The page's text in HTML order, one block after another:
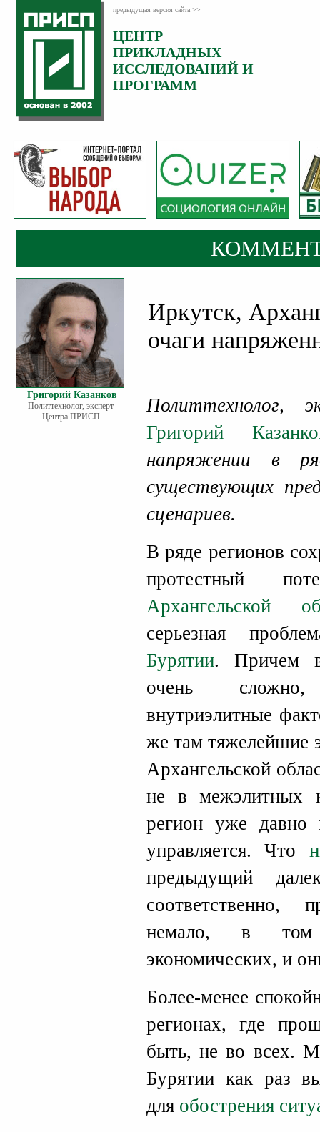
предыдущая версия сайта >>
ЦЕНТР
ПРИКЛАДНЫХ
ИССЛЕДОВАНИЙ И
ПРОГРАММ
Григорий Казанков
Политтехнолог, эксперт
Центра ПРИСП
Иркутск,
очаги
Политтехнолог,
Григорий
напряжении в
существующих
сценариев.
В ряде регионов
протестный
Архангельской
серьезная
Бурятии. Причем в
очень
внутриэлитные
же там тяжелейшие
Архангельской
не в межэлитных
регион уже давно
управляется. Что
предыдущий
соответственно,
немало, в том
экономических, и
Более-менее
регионах, где
быть, не во всех.
Бурятии как раз
для обострения
Категория:
Комментарии